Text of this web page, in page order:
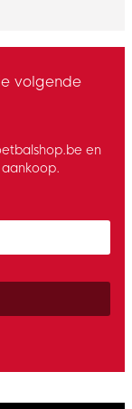
volgende
en
to subscribe to